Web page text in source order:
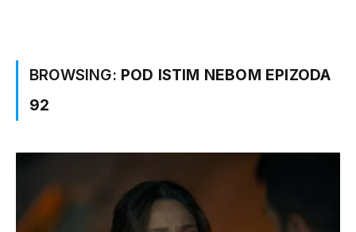
BROWSING: POD ISTIM NEBOM EPIZODA
92